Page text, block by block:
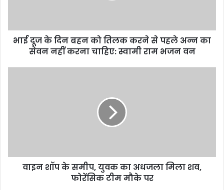
d
भाई दूज के दिन बहन को तिलक करने से पहले अन्न का
सेवन नहीं करना चाहिए: स्वामी राम भजन वन
वाइन शॉप के समीप, युवक का अधजला मिला शव,
फोरेंसिक टीम मौके पर